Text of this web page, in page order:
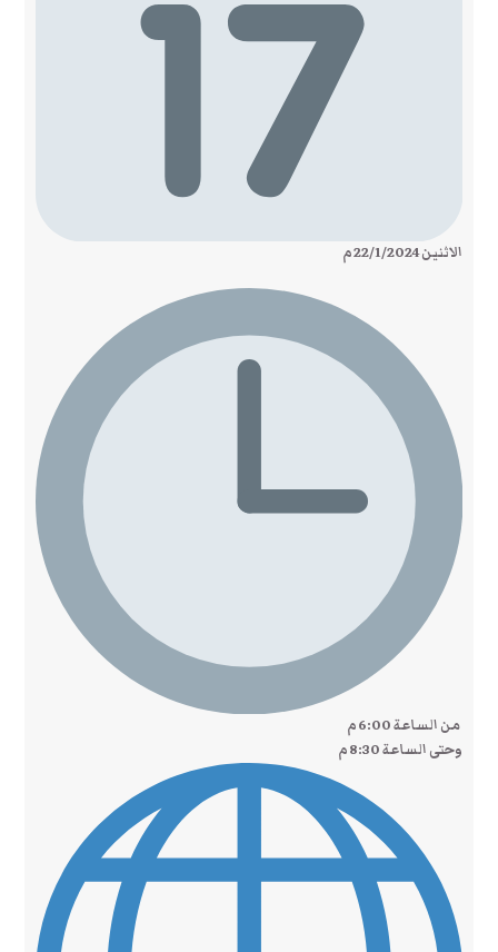
الاثنين 22/1/2024 م
من الساعة 6:00 م
وحتى الساعة 8:30 م